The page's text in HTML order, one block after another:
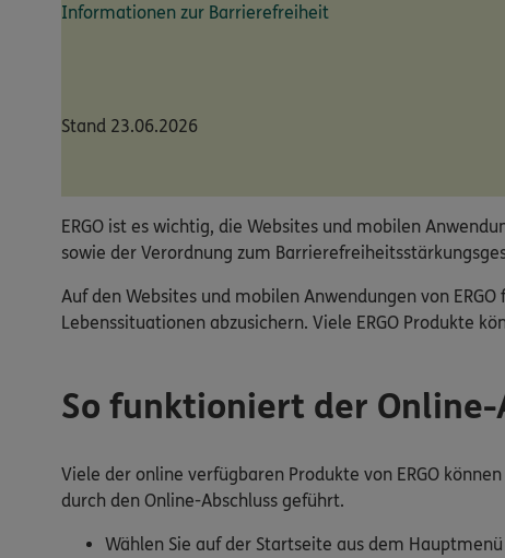
Informationen zur Barrierefreiheit
Stand 23.06.2026
ERGO ist es wichtig, die Websites und mobilen
sowie der Verordnung zum
Auf den Websites und mobilen Anwendungen von
Lebenssituationen abzusichern. Viele ERGO Produkte
So funktioniert der Online-
Viele der online verfügbaren Produkte von ERGO
durch den Online-Abschluss geführt.
Wählen Sie auf der Startseite aus dem